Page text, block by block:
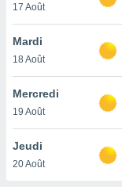
le
ainsi
un
la
du
17 Août
Mardi
18 Août
Mercredi
19 Août
Jeudi
20 Août